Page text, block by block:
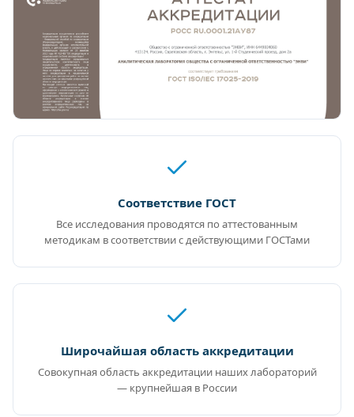
Соответствие ГОСТ
Все исследования проводятся по аттестованным
методикам в соответствии с действующими ГОСТами
Широчайшая область аккредитации
Совокупная область аккредитации наших лабораторий
— крупнейшая в России